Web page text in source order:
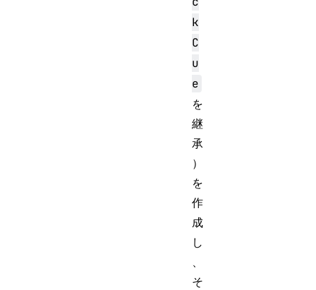
k
C
u
e
を
継
承
）
を
作
成
し
、
そ